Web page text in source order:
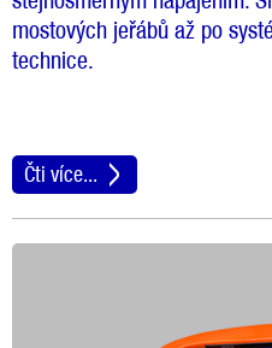
mostových jeřábů až po
technice.
Čti více...